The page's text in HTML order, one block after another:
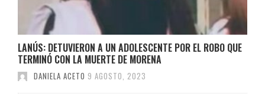
LANÚS: DETUVIERON A UN ADOLESCENTE POR EL ROBO QUE
TERMINÓ CON LA MUERTE DE MORENA
DANIELA ACETO 9 AGOSTO, 2023